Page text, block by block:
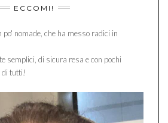
ECCOMI!
nomade, che ha messo radici in
semplici, di sicura resa e con pochi
di tutti!